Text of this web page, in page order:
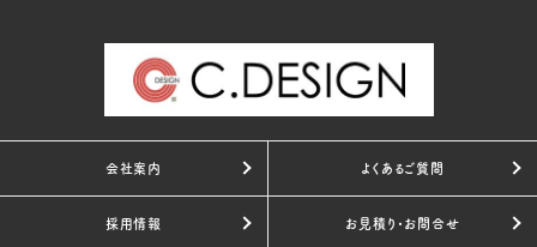
会社案内 よくあるご質問
採用情報 お見積り・お問合せ